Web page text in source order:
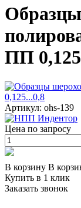
ПП
Артикул: ohs-139
Цена по запросу
В корзину В
Купить в 1 клик
Заказать звонок